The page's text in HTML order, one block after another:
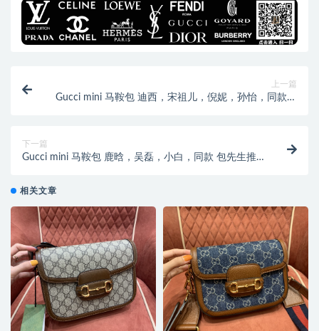
上一篇
Gucci mini 马鞍包 迪西，宋祖儿，倪妮，孙怡，同款白
下一篇
Gucci mini 马鞍包 鹿晗，吴磊，小白，同款 包先生推
相关文章